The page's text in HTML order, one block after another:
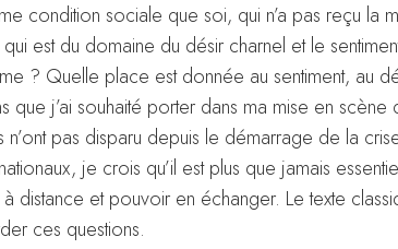
condition sociale que soi, qui n’a pas reçu la
est du domaine du désir charnel et le
? Quelle place est donnée au sentiment, au
j’ai souhaité porter dans ma mise en scène
pas disparu depuis le démarrage de la
je crois qu’il est plus que jamais
distance et pouvoir en échanger. Le texte
ces questions.